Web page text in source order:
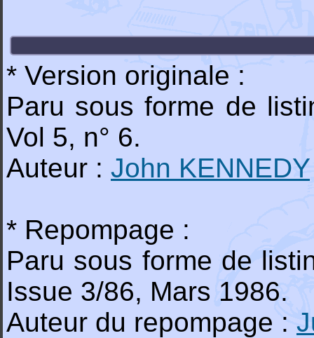
* Version originale :
Paru sous forme de
Vol 5, n° 6.
Auteur : John KENNEDY
* Repompage :
Paru sous forme de
Issue 3/86, Mars 1986.
Auteur du repompage :